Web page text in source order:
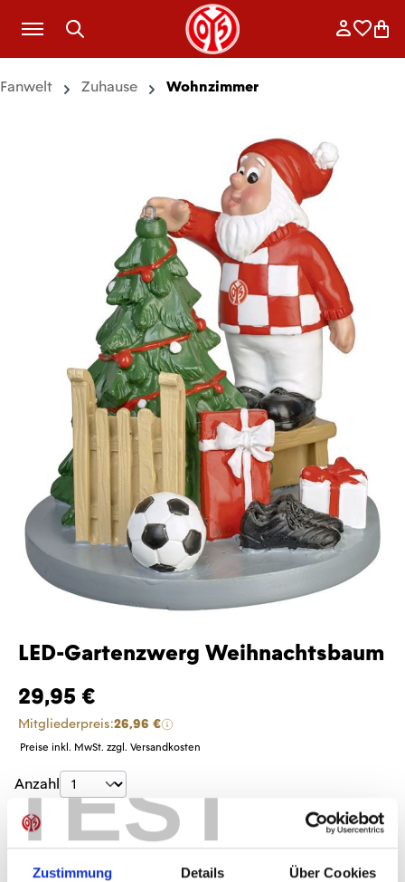
TEST
Zustimmung Details Über Cookies
Zum Hauptinhalt springen
Fanwelt Zuhause Wohnzimmer
LED-Gartenzwerg Weihnachtsbaum
29,95 €
Mitgliederpreis:26,96 €
Preise inkl. MwSt. zzgl. Versandkosten
Produkt Anzahl: Gib den gewünschten
Anzahl
Sofort verfügbar, Lieferzeit: 1-3 Tage